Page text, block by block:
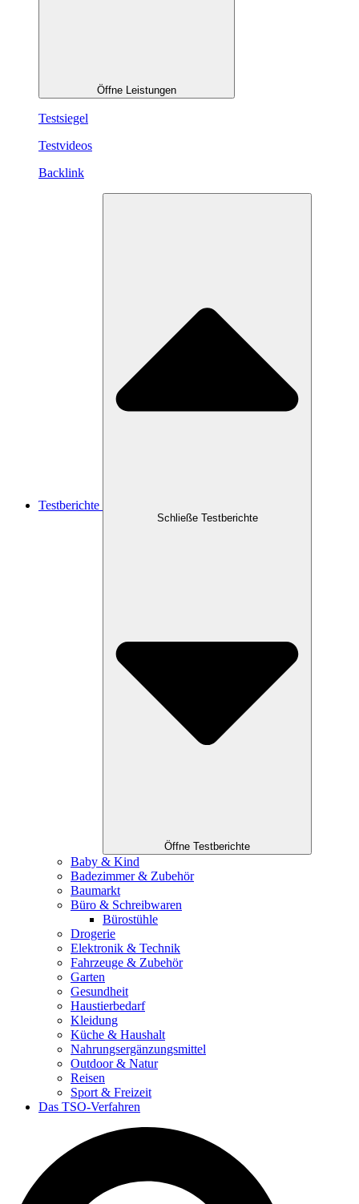
Öffne Leistungen
Testsiegel
Testvideos
Backlink
Testberichte
Schließe Testberichte
Öffne Testberichte
Baby & Kind
Badezimmer & Zubehör
Baumarkt
Büro & Schreibwaren
Bürostühle
Drogerie
Elektronik & Technik
Fahrzeuge & Zubehör
Garten
Gesundheit
Haustierbedarf
Kleidung
Küche & Haushalt
Nahrungsergänzungsmittel
Outdoor & Natur
Reisen
Sport & Freizeit
Das TSO-Verfahren